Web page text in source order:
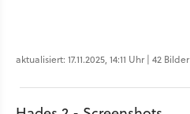
aktualisiert: 17.11.2025, 14:11 Uhr | 42 Bilder